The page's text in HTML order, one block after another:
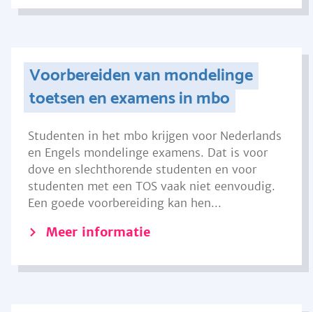
Voorbereiden van mondelinge
toetsen en examens in mbo
Studenten in het mbo krijgen voor Nederlands
en Engels mondelinge examens. Dat is voor
dove en slechthorende studenten en voor
studenten met een TOS vaak niet eenvoudig.
Een goede voorbereiding kan hen...
Meer informatie